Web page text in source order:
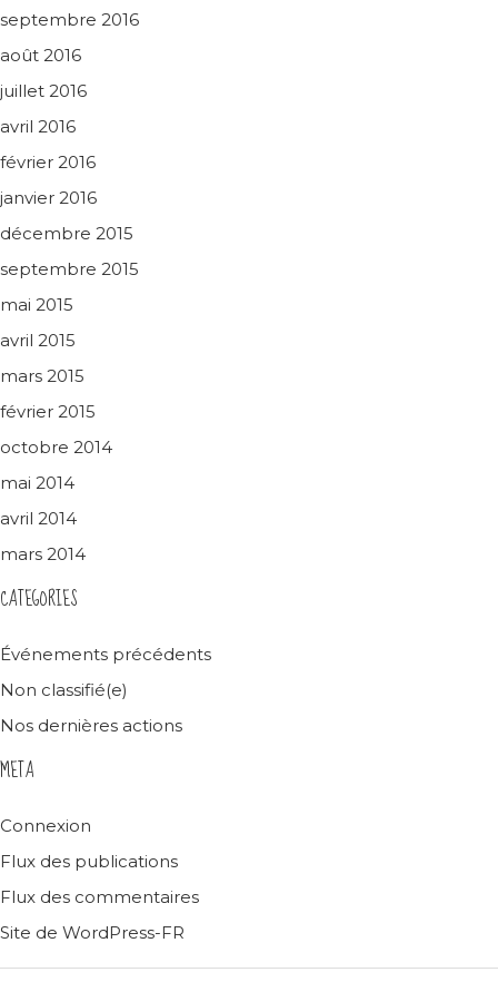
septembre 2016
août 2016
juillet 2016
avril 2016
février 2016
janvier 2016
décembre 2015
septembre 2015
mai 2015
avril 2015
mars 2015
février 2015
octobre 2014
mai 2014
avril 2014
mars 2014
CATEGORIES
Événements précédents
Non classifié(e)
Nos dernières actions
META
Connexion
Flux des publications
Flux des commentaires
Site de WordPress-FR